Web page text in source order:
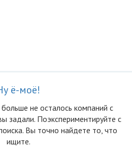
ё-моё!
не осталоcь компаний с
задали. Поэкспериментируйте с
Вы точно найдете то, что
ищите.